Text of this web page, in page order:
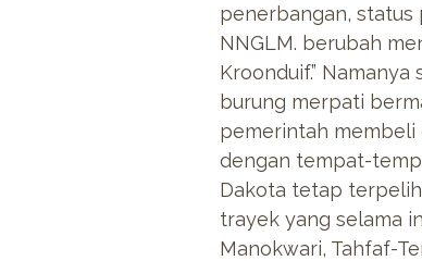
penerbangan, status
NNGLM. berubah
Kroonduif.”
burung merpati
pemerintah membeli
dengan tempat-
Dakota tetap
trayek yang selama
Manokwari, Tahfaf-